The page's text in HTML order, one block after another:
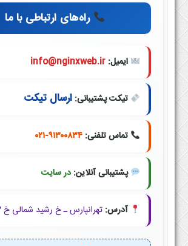
راه‌های ارتباطی با ما
ایمیل: info@nginxweb.ir
تیکت پشتیبانی: ارسال تیکت
تماس تلفنی: ۰۲۱-۹۱۳۰۰۸۳۴
پشتیبانی آنلاین: در سایت
آدرس: تهرانپارس ـ خ رشید شمالی خ ۱۶۲ غربی